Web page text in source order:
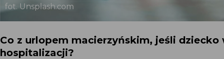
fot. Unsplash.com
Co z urlopem macierzyńskim, jeśli dziecko
hospitalizacji?